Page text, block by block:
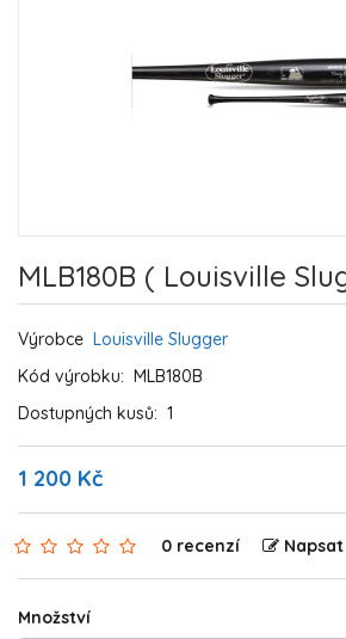
MLB180B ( Louisville
Výrobce Louisville Slugger
Kód výrobku: MLB180B
Dostupných kusů: 1
1 200 Kč
0 recenzí
Množství